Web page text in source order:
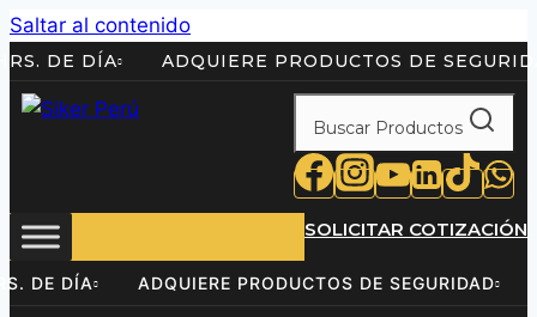
Saltar al contenido
DE DÍA ADQUIERE PRODUCTOS DE
Buscar Productos
SOLICITAR COTIZACIÓN
DE DÍA ADQUIERE PRODUCTOS DE SEGURIDAD